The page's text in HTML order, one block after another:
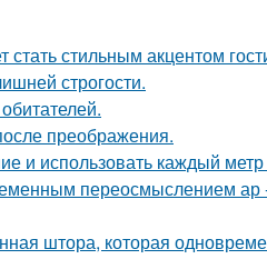
стильным акцентом
строгости.
преображения.
и использовать каждый метр
переосмыслением ар
штора, которая